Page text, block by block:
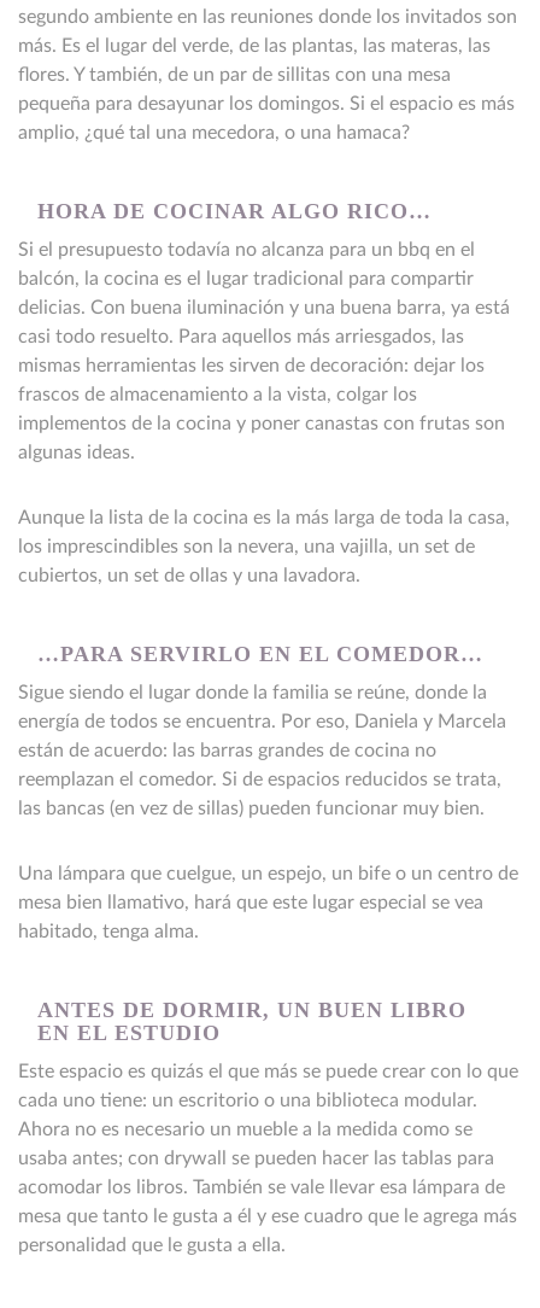
segundo ambiente en las reuniones donde los invitados son
más. Es el lugar del verde, de las plantas, las materas, las
flores. Y también, de un par de sillitas con una mesa
pequeña para desayunar los domingos. Si el espacio es más
amplio, ¿qué tal una mecedora, o una hamaca?
HORA DE COCINAR ALGO RICO…
Si el presupuesto todavía no alcanza para un bbq en el
balcón, la cocina es el lugar tradicional para compartir
delicias. Con buena iluminación y una buena barra, ya está
casi todo resuelto. Para aquellos más arriesgados, las
mismas herramientas les sirven de decoración: dejar los
frascos de almacenamiento a la vista, colgar los
implementos de la cocina y poner canastas con frutas son
algunas ideas.
Aunque la lista de la cocina es la más larga de toda la casa,
los imprescindibles son la nevera, una vajilla, un set de
cubiertos, un set de ollas y una lavadora.
…PARA SERVIRLO EN EL COMEDOR…
Sigue siendo el lugar donde la familia se reúne, donde la
energía de todos se encuentra. Por eso, Daniela y Marcela
están de acuerdo: las barras grandes de cocina no
reemplazan el comedor. Si de espacios reducidos se trata,
las bancas (en vez de sillas) pueden funcionar muy bien.
Una lámpara que cuelgue, un espejo, un bife o un centro de
mesa bien llamativo, hará que este lugar especial se vea
habitado, tenga alma.
ANTES DE DORMIR, UN BUEN LIBRO
EN EL ESTUDIO
Este espacio es quizás el que más se puede crear con lo que
cada uno tiene: un escritorio o una biblioteca modular.
Ahora no es necesario un mueble a la medida como se
usaba antes; con drywall se pueden hacer las tablas para
acomodar los libros. También se vale llevar esa lámpara de
mesa que tanto le gusta a él y ese cuadro que le agrega más
personalidad que le gusta a ella.